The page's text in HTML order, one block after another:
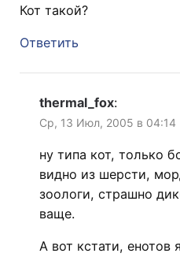
Кот такой?
Ответить
thermal_fox:
Ср, 13 Июл, 2005 в 04:14
ну типа кот, только
видно из шерсти,
зоологи, страшно
ваще.
А вот кстати, енотов